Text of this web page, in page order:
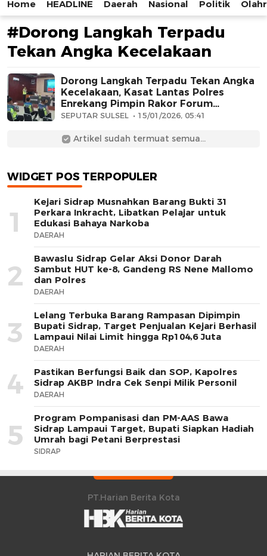
HarianBeritaKota
Mengabarkan Setiap Detil, Sudut, dan Cerita Kota
Home HEADLINE Daerah Nasional Politik
#Dorong Langkah Terpadu
Tekan Angka Kecelakaan
Dorong Langkah Terpadu Tekan Angka
Kecelakaan, Kasat Lantas Polres
Enrekang Pimpin Rakor Forum
Keselamatan Lalu Lintas
SEPUTAR SULSEL 15/01/2026, 05:41
Artikel sudah termuat semua...
WIDGET POS TERPOPULER
1
Kejari Sidrap Musnahkan Barang Bukti 31
Perkara Inkracht, Libatkan Pelajar untuk
Edukasi Bahaya Narkoba
DAERAH
2
Bawaslu Sidrap Gelar Aksi Donor Darah
Sambut HUT ke-8, Gandeng RS Nene Mallomo
dan Polres
DAERAH
3
Lelang Terbuka Barang Rampasan Dipimpin
Bupati Sidrap, Target Penjualan Kejari Berhasil
Lampaui Nilai Limit hingga Rp104,6 Juta
DAERAH
4
Pastikan Berfungsi Baik dan SOP, Kapolres
Sidrap AKBP Indra Cek Senpi Milik Personil
DAERAH
5
Program Pompanisasi dan PM-AAS Bawa
Sidrap Lampaui Target, Bupati Siapkan Hadiah
Umrah bagi Petani Berprestasi
SIDRAP
PT.Harian Berita Kota